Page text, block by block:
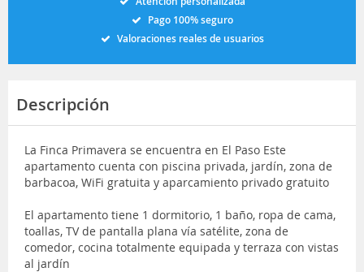
Pago 100% seguro
Valoraciones reales de usuarios
Descripción
La Finca Primavera se encuentra en El Paso Este
apartamento cuenta con piscina privada, jardín, zona de
barbacoa, WiFi gratuita y aparcamiento privado gratuito
El apartamento tiene 1 dormitorio, 1 baño, ropa de cama,
toallas, TV de pantalla plana vía satélite, zona de
comedor, cocina totalmente equipada y terraza con vistas
al jardín